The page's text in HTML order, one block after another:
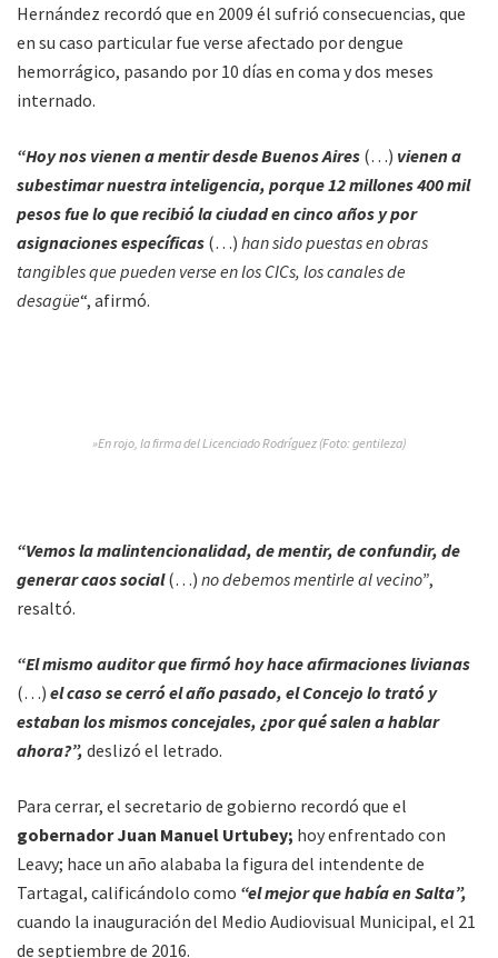
Hernández recordó que en 2009 él sufrió consecuencias, que
en su caso particular fue verse afectado por dengue
hemorrágico, pasando por 10 días en coma y dos meses
internado.
“Hoy nos vienen a mentir desde Buenos Aires (…) vienen a
subestimar nuestra inteligencia, porque 12 millones 400 mil
pesos fue lo que recibió la ciudad en cinco años y por
asignaciones específicas (…) han sido puestas en obras
tangibles que pueden verse en los CICs, los canales de
desagüe“, afirmó.
»En rojo, la firma del Licenciado Rodríguez (Foto: gentileza)
“Vemos la malintencionalidad, de mentir, de confundir, de
generar caos social (…) no debemos mentirle al vecino”,
resaltó.
“El mismo auditor que firmó hoy hace afirmaciones livianas
(…) el caso se cerró el año pasado, el Concejo lo trató y
estaban los mismos concejales, ¿por qué salen a hablar
ahora?”, deslizó el letrado.
Para cerrar, el secretario de gobierno recordó que el
gobernador Juan Manuel Urtubey; hoy enfrentado con
Leavy; hace un año alababa la figura del intendente de
Tartagal, calificándolo como “el mejor que había en Salta”,
cuando la inauguración del Medio Audiovisual Municipal, el 21
de septiembre de 2016.